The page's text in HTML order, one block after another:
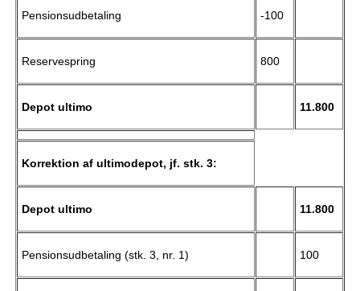
Pensionsudbetaling -100
Reservespring 800
Depot ultimo 11.800
Korrektion af ultimodepot, jf. stk. 3:
Depot ultimo 11.800
Pensionsudbetaling (stk. 3, nr. 1) 100